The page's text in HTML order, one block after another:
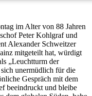
im Alter von 88 Jahren
Peter Kohlgraf und
Alexander Schweitzer
mitgeteilt hat, würdigt
„Leuchtturm der
unermüdlich für die
Gespräch mit dem
beeindruckt und bleibe